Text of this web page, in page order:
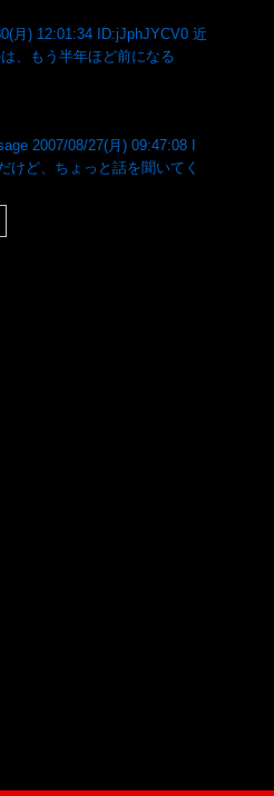
月) 12:01:34 ID:jJphJYCV0 近
、もう半年ほど前になる
2007/08/27(月) 09:47:08 I
けど、ちょっと話を聞いてく